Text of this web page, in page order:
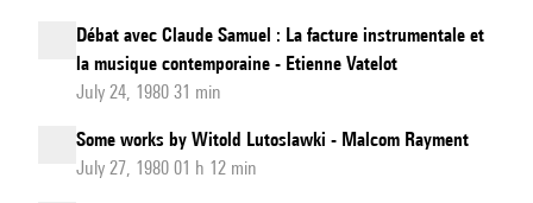
Débat avec Claude Samuel : La facture instrumentale et
la musique contemporaine - Etienne Vatelot
July 24, 1980 31 min
Some works by Witold Lutoslawki - Malcom Rayment
July 27, 1980 01 h 12 min